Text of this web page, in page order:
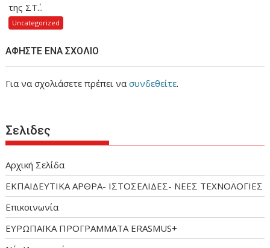
της ΣΤ΄...
Uncategorized
ΑΦΉΣΤΕ ΈΝΑ ΣΧΌΛΙΟ
Για να σχολιάσετε πρέπει νασυνδεθείτε.
Σελιδες
Αρχική Σελίδα
ΕΚΠΑΙΔΕΥΤΙΚΑ ΑΡΘΡΑ- ΙΣΤΟΣΕΛΙΔΕΣ- ΝΕΕΣ ΤΕΧΝΟΛΟΓΙΕΣ
Επικοινωνία
ΕΥΡΩΠΑΪΚΑ ΠΡΟΓΡΑΜΜΑΤΑ ERASMUS+